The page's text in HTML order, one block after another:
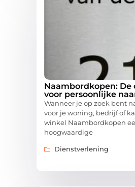
Naambordkopen:
voor persoonlijke
Wanneer je op zoek bent
voor je woning, bedrijf of
winkel Naambordkopen
hoogwaardige
Dienstverlening